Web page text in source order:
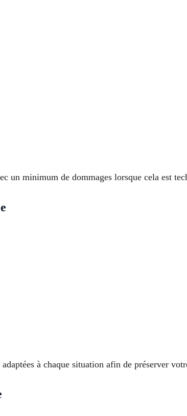
un minimum de dommages lorsque cela est
à chaque situation afin de préserver